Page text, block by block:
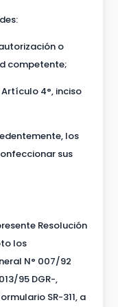
o
competente;
4°, inciso
los
sus
Resolución
los
N° 007/92
95 DGR-,
SR-311, a